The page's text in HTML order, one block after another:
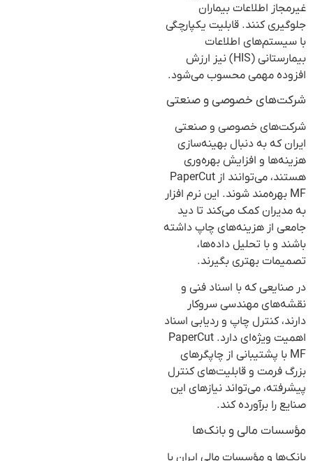
غیرمجاز اطلاعات بیماران
جلوگیری کنند. قابلیت یکپارچگی
با سیستم‌های اطلاعات
بیمارستانی (HIS) نیز ارزش
افزوده مهمی محسوب می‌شود.
شرکت‌های خصوصی و صنعتی
شرکت‌های خصوصی و صنعتی
ایران که به دنبال بهینه‌سازی
هزینه‌ها و افزایش بهره‌وری
هستند، می‌توانند از PaperCut
MF بهره‌مند شوند. این نرم افزار
به مدیران کمک می‌کند تا دید
جامعی از هزینه‌های چاپ داشته
باشند و با تحلیل داده‌ها،
تصمیمات بهتری بگیرند.
در صنایعی که با اسناد فنی و
نقشه‌های مهندسی سروکار
دارند، کنترل چاپ و ردیابی اسناد
اهمیت ویژه‌ای دارد. PaperCut
MF با پشتیبانی از چاپگرهای
بزرگ فرمت و قابلیت‌های کنترل
پیشرفته، می‌تواند نیازهای این
صنایع را برآورده کند.
مؤسسات مالی و بانک‌ها
بانک‌ها و مؤسسات مالی ایران با